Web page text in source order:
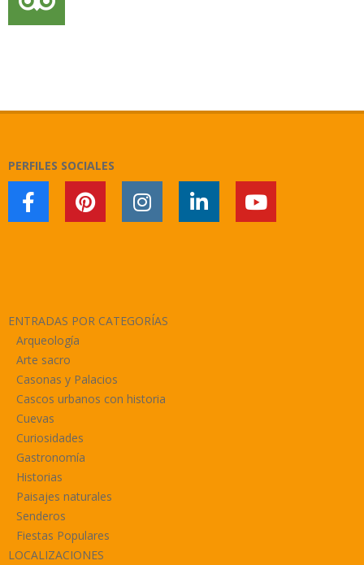
PERFILES SOCIALES
ENTRADAS POR CATEGORÍAS
Arqueología
Arte sacro
Casonas y Palacios
Cascos urbanos con historia
Cuevas
Curiosidades
Gastronomía
Historias
Paisajes naturales
Senderos
Fiestas Populares
LOCALIZACIONES